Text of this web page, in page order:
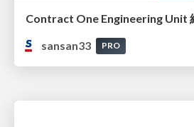
Contract One Engineering Unit
sansan33
PRO